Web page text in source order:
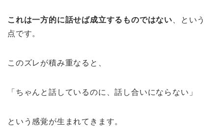
これは一方的に話せば成立するものではない 、という
点です。
このズレが積み重なると、
「ちゃんと話しているのに、話し合いにならない」
という感覚が生まれてきます。